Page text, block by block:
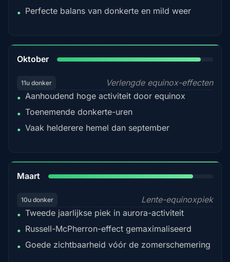
• Perfecte balans van donkerte en mild weer
Oktober
11u donker
Verlengde equinox-effecten
• Aanhoudend hoge activiteit door equinox
• Toenemende donkerte-uren
• Vaak helderere hemel dan september
Maart
10u donker
Lente-equinoxpiek
• Tweede jaarlijkse piek in aurora-activiteit
• Russell-McPherron-effect gemaximaliseerd
• Goede zichtbaarheid vóór de zomerschemering